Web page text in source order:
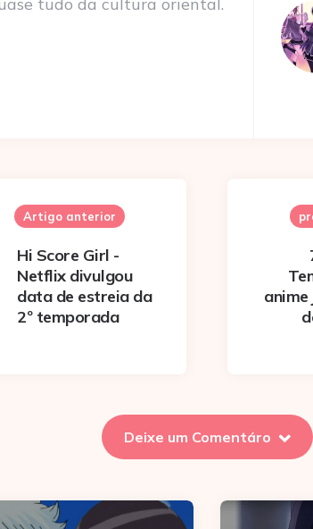
Artigo anterior
Hi Score Girl -
Netflix divulgou
data de estreia da
2º temporada
Deixe um Comentáro